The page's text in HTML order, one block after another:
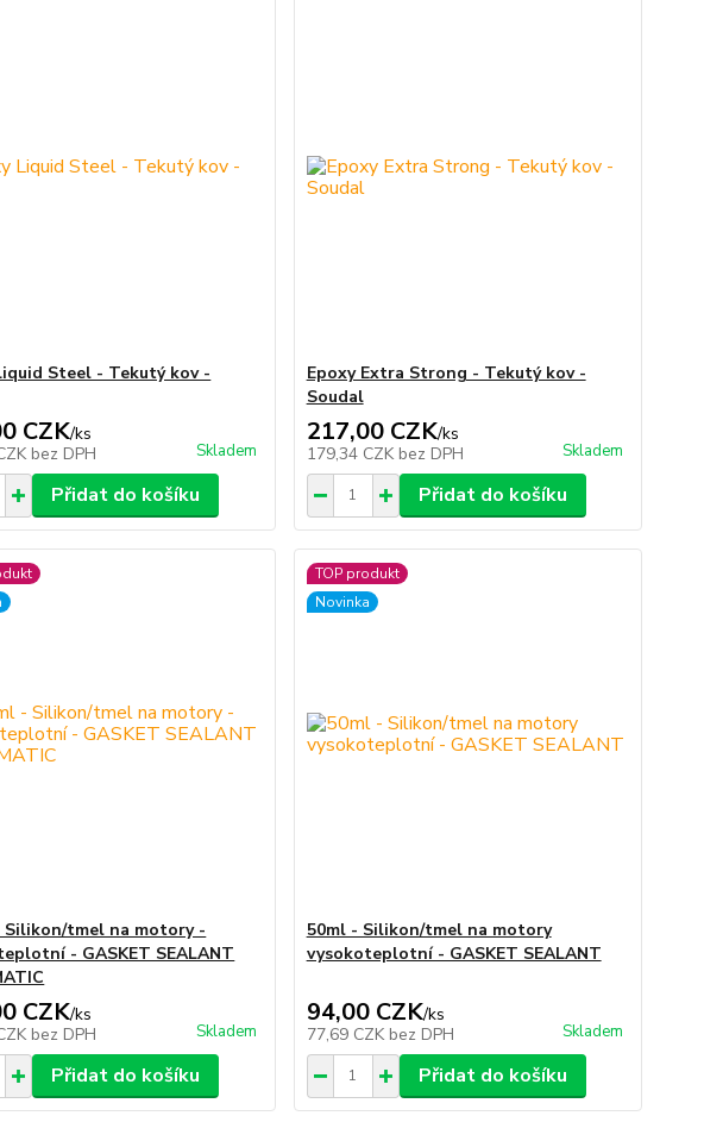
Steel - Tekutý kov -
CZK/ks
bez DPH Skladem
Přidat do košíku
Epoxy Extra Strong - Tekutý kov -
Soudal
217,00 CZK/ks
179,34 CZK bez DPH Skladem
Přidat do košíku
Silikon/tmel na motory -
- GASKET SEALANT
CZK/ks
bez DPH Skladem
Přidat do košíku
TOP produkt
Novinka
50ml - Silikon/tmel na motory
vysokoteplotní - GASKET SEALANT
94,00 CZK/ks
77,69 CZK bez DPH Skladem
Přidat do košíku